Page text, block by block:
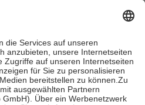
Zuzahlungen in Höhe von zehn
nie mehr als die tatsächlichen
auch für Online-Apotheken.
beträgt die
sowie zehn Euro je